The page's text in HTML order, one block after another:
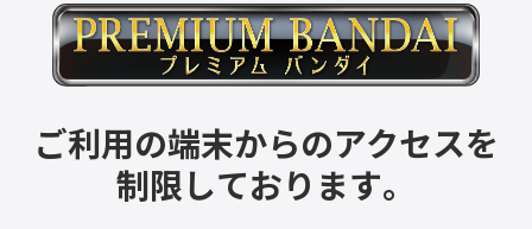
ご利用の端末からのアクセスを
制限しております。